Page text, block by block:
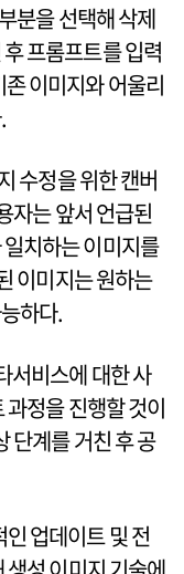
분을 선택해 삭제
프롬프트를 입력
이미지와 어울리
수정을 위한 캔버
자는 앞서 언급된
치하는 이미지를
이미지는 원하는
하다.
서비스에 대한 사
과정을 진행할 것이
단계를 거친 후 공
업데이트 및 전